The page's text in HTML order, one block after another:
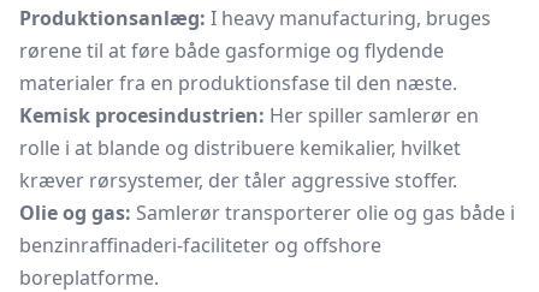
Produktionsanlæg: I heavy manufacturing, bruges
rørene til at føre både gasformige og flydende
materialer fra en produktionsfase til den næste.
Kemisk procesindustrien: Her spiller samlerør en
rolle i at blande og distribuere kemikalier, hvilket
kræver rørsystemer, der tåler aggressive stoffer.
Olie og gas: Samlerør transporterer olie og gas både i
benzinraffinaderi-faciliteter og offshore
boreplatforme.